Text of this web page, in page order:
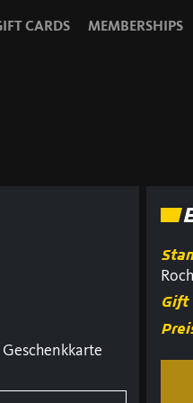
CARDS MEMBERSHIPS
Gift